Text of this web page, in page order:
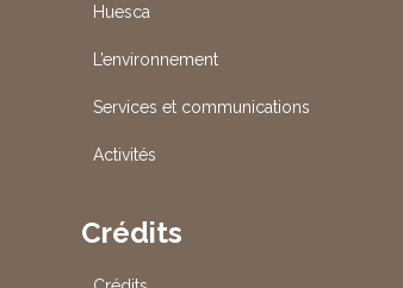
Huesca
L’environnement
Services et communications
Activités
Crédits